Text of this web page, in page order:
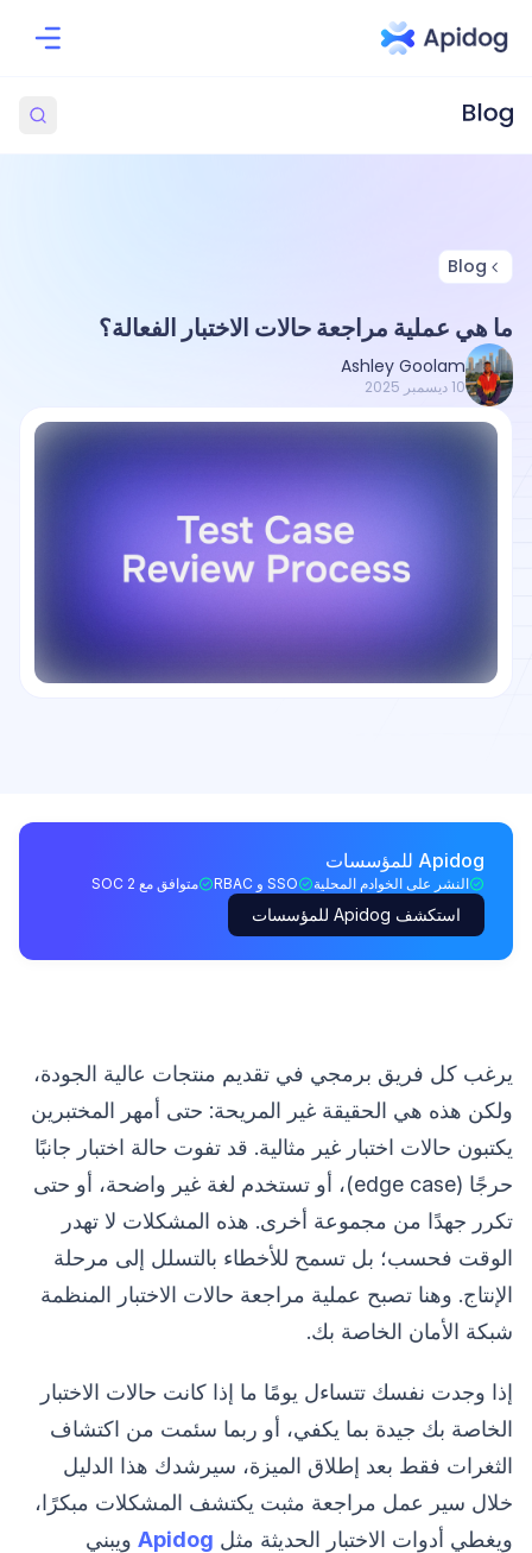
Blog
ما هي عملية مراجعة حالات الاختبار الفعالة؟
Ashley Goolam
10 ديسمبر 2025
Apidog للمؤسسات
النشر على الخوادم المحلية SSO و RBAC متوافق مع SOC 2
استكشف Apidog للمؤسسات
يرغب كل فريق برمجي في تقديم منتجات عالية الجودة،
ولكن هذه هي الحقيقة غير المريحة: حتى أمهر المختبرين
يكتبون حالات اختبار غير مثالية. قد تفوت حالة اختبار جانبًا
حرجًا (edge case)، أو تستخدم لغة غير واضحة، أو حتى
تكرر جهدًا من مجموعة أخرى. هذه المشكلات لا تهدر
الوقت فحسب؛ بل تسمح للأخطاء بالتسلل إلى مرحلة
الإنتاج. وهنا تصبح عملية مراجعة حالات الاختبار المنظمة
شبكة الأمان الخاصة بك.
إذا وجدت نفسك تتساءل يومًا ما إذا كانت حالات الاختبار
الخاصة بك جيدة بما يكفي، أو ربما سئمت من اكتشاف
الثغرات فقط بعد إطلاق الميزة، سيرشدك هذا الدليل
خلال سير عمل مراجعة مثبت يكتشف المشكلات مبكرًا،
ويغطي أدوات الاختبار الحديثة مثل Apidog ويبني